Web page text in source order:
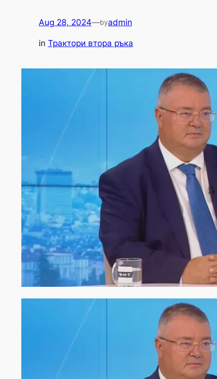
Aug 28, 2024—byadmin
in Трактори втора ръка